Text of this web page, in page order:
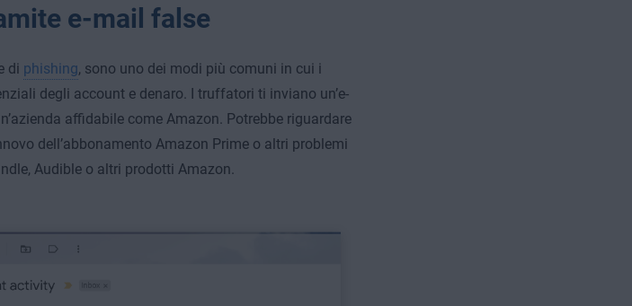
e-mail false
di phishing, sono uno dei modi più comuni in cui i
degli account e denaro. I truffatori ti inviano un’e-
affidabile come Amazon. Potrebbe riguardare
dell’abbonamento Amazon Prime o altri problemi
Audible o altri prodotti Amazon.